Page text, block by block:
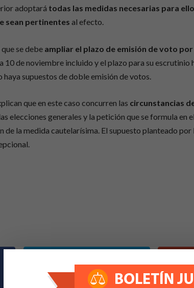
adoptará todas las medidas necesarias para
sean pertinentes al efecto.
se debe ampliar el plazo de emisión de voto
10 de noviembre incluido y el plazo para su escrutinio
supuestos de doble emisión de votos.
que en este caso concurren las circunstancias
elecciones generales y la petición que se formula en
la medida cautelarísima. El supuesto planteado por
Twitter